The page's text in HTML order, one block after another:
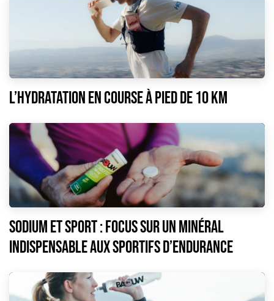
L’hydratation en course à pied de 10 km
Sodium et sport : focus sur un minéral
indispensable aux sportifs d’endurance